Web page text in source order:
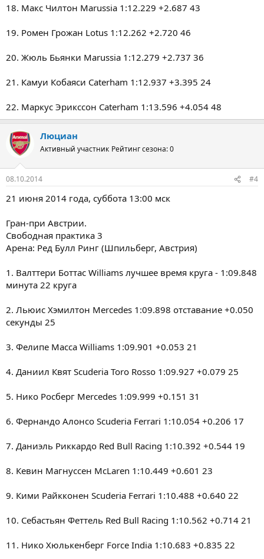
18. Макс Чилтон Marussia 1:12.229 +2.687 43
19. Ромен Грожан Lotus 1:12.262 +2.720 46
20. Жюль Бьянки Marussia 1:12.279 +2.737 36
21. Камуи Кобаяси Caterham 1:12.937 +3.395 24
22. Маркус Эрикссон Caterham 1:13.596 +4.054 48
Люциан
Активный участник Рейтинг сезона: 0
08.10.2014 #4
21 июня 2014 года, суббота 13:00 мск
Гран-при Австрии.
Свободная практика 3
Арена: Ред Булл Ринг (Шпильберг, Австрия)
1. Валттери Боттас Williams лучшее время круга - 1:09.848
минута 22 круга
2. Льюис Хэмилтон Mercedes 1:09.898 отставание +0.050
секунды 25
3. Фелипе Масса Williams 1:09.901 +0.053 21
4. Даниил Квят Scuderia Toro Rosso 1:09.927 +0.079 25
5. Нико Росберг Mercedes 1:09.999 +0.151 31
6. Фернандо Алонсо Scuderia Ferrari 1:10.054 +0.206 17
7. Даниэль Риккардо Red Bull Racing 1:10.392 +0.544 19
8. Кевин Магнуссен McLaren 1:10.449 +0.601 23
9. Кими Райкконен Scuderia Ferrari 1:10.488 +0.640 22
10. Себастьян Феттель Red Bull Racing 1:10.562 +0.714 21
11. Нико Хюлькенберг Force India 1:10.683 +0.835 22